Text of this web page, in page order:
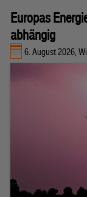
Europas
abhängig
6. August 2026,